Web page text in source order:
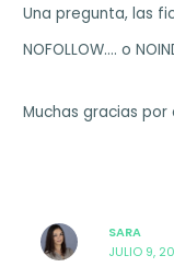
Una pregunta, las
NOFOLLOW…. o
Muchas gracias
SARA
JULIO 9,